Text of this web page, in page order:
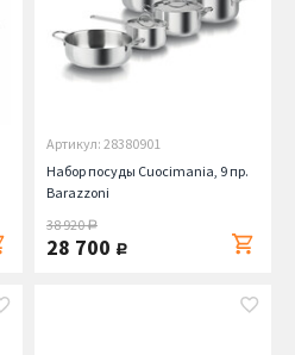
Артикул: 28380901
Набор посуды Cuocimania, 9 пр.
Barazzoni
38 920руб.
28 700 руб.